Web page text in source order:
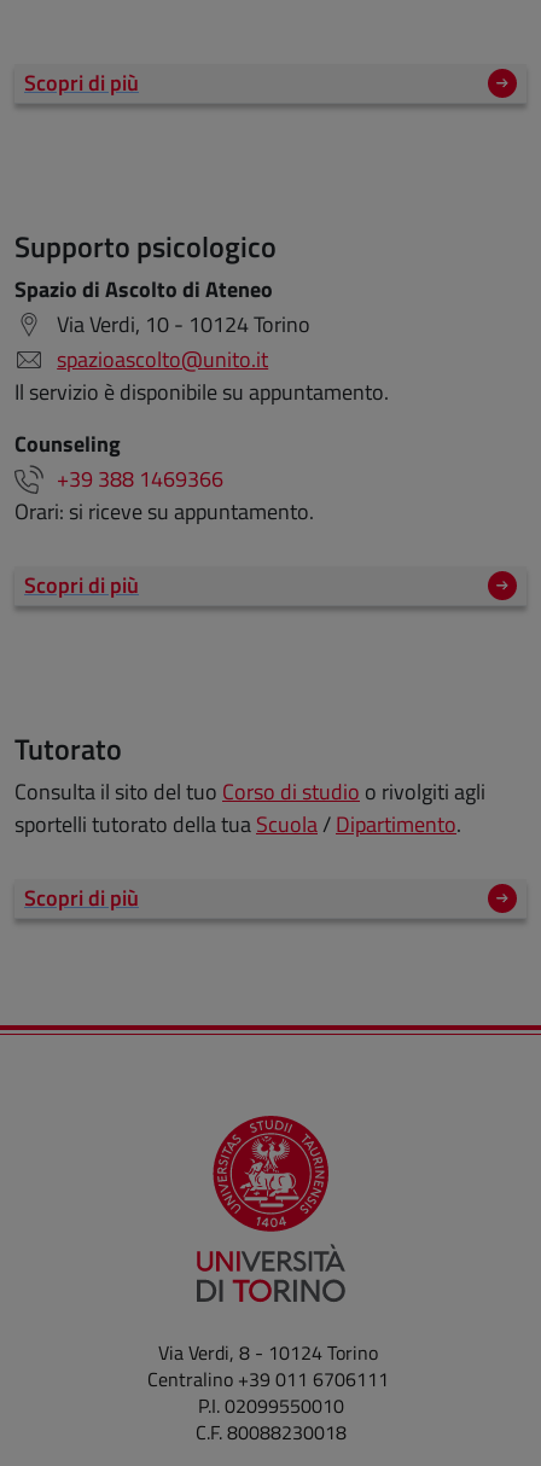
Scopri di più
Supporto psicologico
Spazio di Ascolto di Ateneo
Via Verdi, 10 - 10124 Torino
spazioascolto@unito.it
Il servizio è disponibile su appuntamento.
Counseling
+39 388 1469366
Orari: si riceve su appuntamento.
Scopri di più
Tutorato
Consulta il sito del tuo Corso di studio o rivolgiti agli
sportelli tutorato della tuaScuola/Dipartimento.
Scopri di più
Via Verdi, 8 - 10124 Torino
Centralino +39 011 6706111
P.I. 02099550010
C.F. 80088230018